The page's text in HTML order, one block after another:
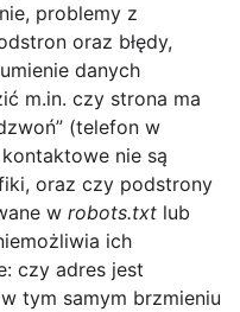
problemy z
oraz błędy,
danych
m.in. czy strona ma
(telefon w
nie są
oraz czy podstrony
w robots.txt lub
ich
czy adres jest
tym samym brzmieniu